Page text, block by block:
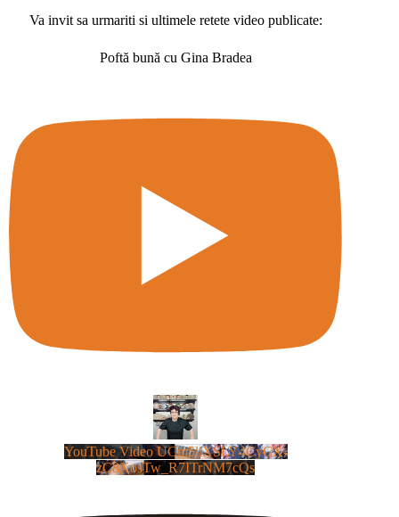
Va invit sa urmariti si ultimele retete video publicate:
Poftă bună cu Gina Bradea
YouTube Video UCm5llXSLY4CyCX-
zC8XosTw_R7ITrNM7cQs